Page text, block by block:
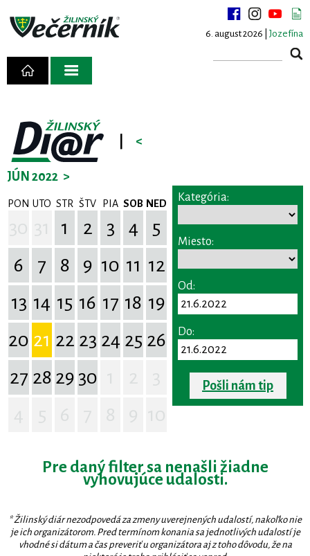
6. august 2026 | Jozefína
<
JÚN 2022 >
PON UTO STR ŠTV PIA SOB NED
1 2 3 4
5
6
7 8 9 10 11 12
13 14 15 16 17 18 19
20 21 22 23 24 25 26
27 28 29 30
Kategória:
Miesto:
Od:
Do:
Pošli nám tip
Pre daný filter sa nenašli žiadne
vyhovujúce udalosti.
* Žilinský diár nezodpovedá za zmeny uverejnených udalostí, nakoľko nie
je ich organizátorom. Pred termínom konania sa jednotlivých udalostí je
vhodné si dátum a čas preveriť u organizátora aj z toho dôvodu, že na